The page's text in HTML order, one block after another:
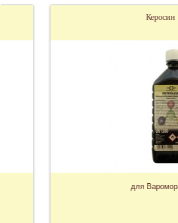
Керосин 1 литр
для Варомора, Венгрия